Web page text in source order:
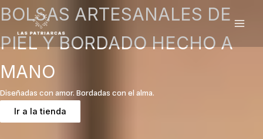
Ir
al
contenido
BOLSAS ARTESANALES DE
PIEL Y BORDADO HECHO A
MANO
Diseñadas con amor. Bordadas con el alma.
Ir a la tienda